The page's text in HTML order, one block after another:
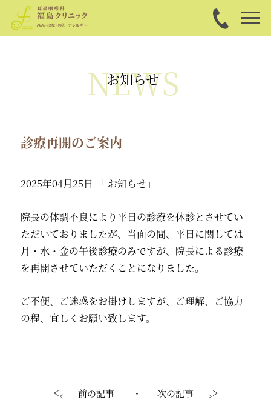
NEWS
お知らせ
診療再開のご案内
2025年04月25日 「 お知らせ」
院長の体調不良により平日の診療を休診とさせてい
ただいておりましたが、当面の間、平日に関しては
月・水・金の午後診療のみですが、院長による診療
を再開させていただくことになりました。
ご不便、ご迷惑をお掛けしますが、ご理解、ご協力
の程、宜しくお願い致します。
前の記事 ・ 次の記事